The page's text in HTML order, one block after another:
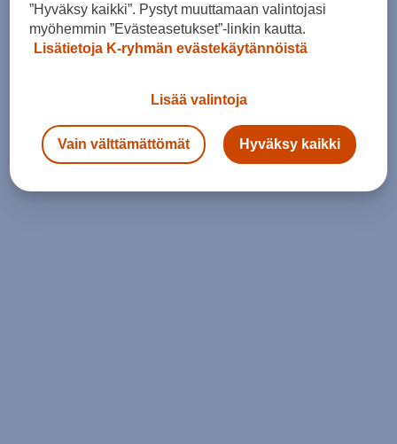
”Hyväksy kaikki”. Pystyt muuttamaan valintojasi
myöhemmin ”Evästeasetukset”-linkin kautta.
Lisätietoja K-ryhmän evästekäytännöistä
Lisää valintoja
Vain välttämättömät Hyväksy kaikki